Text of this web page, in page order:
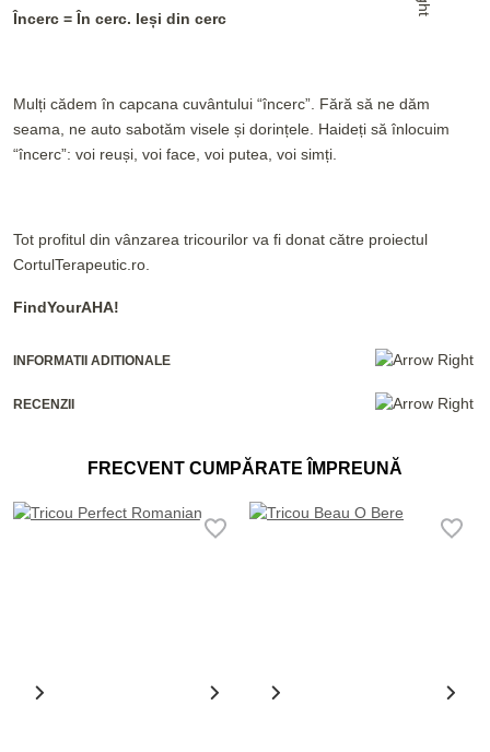
Încerc = În cerc. Ieși din cerc
Mulți cădem în capcana cuvântului “încerc”. Fără să ne dăm
seama, ne auto sabotăm visele și dorințele. Haideți să înlocuim
“încerc”: voi reuși, voi face, voi putea, voi simți.
Tot profitul din vânzarea tricourilor va fi donat către proiectul
CortulTerapeutic.ro.
FindYourAHA!
INFORMATII ADITIONALE
RECENZII
FRECVENT CUMPĂRATE ÎMPREUNĂ